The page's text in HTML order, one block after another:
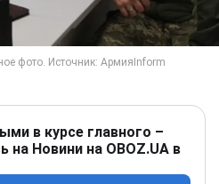
в курсе главного –
на Новини на OBOZ.UA в